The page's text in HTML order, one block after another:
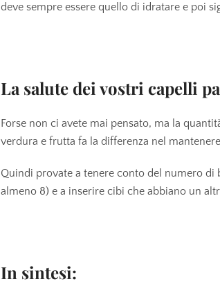
deve sempre essere quello di idratare e poi
La salute dei vostri capelli
Forse non ci avete mai pensato, ma la
verdura e frutta fa la differenza nel
Quindi provate a tenere conto del numero
almeno 8) e a inserire cibi che abbiano un
In sintesi: